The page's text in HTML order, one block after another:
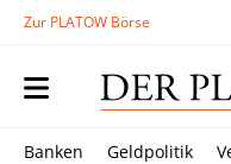
Zur PLATOW Börse
Banken Geldpolitik